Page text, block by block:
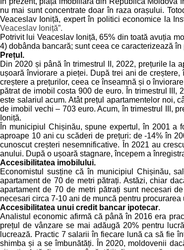
nu mai sunt concentrate doar în raza orașului.
Veaceslav Ioniță, expert în politici economice la
Veaceslav Ioniță”.
Potrivit lui Veaceslav Ioniță, 65% din toată avuția
4) dobânda bancară; sunt ceea ce caracterizează
Prețul.
Din 2020 și până în trimestrul II, 2022, prețurile la
ușoară înviorare a pieței. După trei ani de
creștere a prețurilor, ceea ce înseamnă și o
pătrat de imobil costa 900 de euro. În trimestrul
este salariul acum. Atât prețul apartamentelor noi,
de imobil vechi – 703 euro. Acum, în trimestrul III,
Ioniță.
În municipiul Chișinău, spune expertul, în 2001 a
aproape 10 ani cu scăderi de prețuri: de -14% în
cunoscut creșteri nesemnificative. În 2021 au
anului. După o ușoară stagnare, începem a
Accesibilitatea imobilului.
Economistul susține că în municipiul Chișinău,
apartament de 70 de metri pătrați. Astăzi, chiar
apartament de 70 de metri pătrați sunt necesari
necesari circa 7-10 ani de muncă pentru
Accesibilitatea unui credit bancar ipotecar.
Analistul economic afirmă că până în 2016 era
prețul de vânzare se mai adăugă 20% pentru
lucrează. Practic 7 salarii în fiecare lună ca să fie
shimba și a se îmbunătăți. În 2020, moldovenii